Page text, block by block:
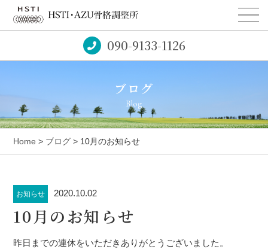
090-9133-1126
ブログ
Blog
Home > ブログ > 10月のお知らせ
お知らせ 2020.10.02
10月のお知らせ
昨日までの連休をいただきありがとうございました。